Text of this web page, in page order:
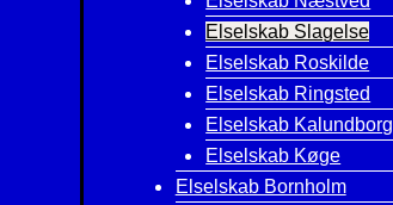
Elselskab Slagelse
Elselskab Roskilde
Elselskab Ringsted
Elselskab Kalundborg
Elselskab Køge
Elselskab Bornholm